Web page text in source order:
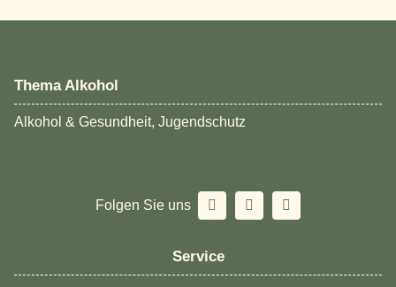
Thema Alkohol
Alkohol & Gesundheit, Jugendschutz
Folgen Sie uns
Service